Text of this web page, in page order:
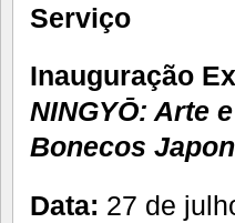
Serviço
Inauguração
NINGYŌ: Arte
Bonecos
Data: 27 de